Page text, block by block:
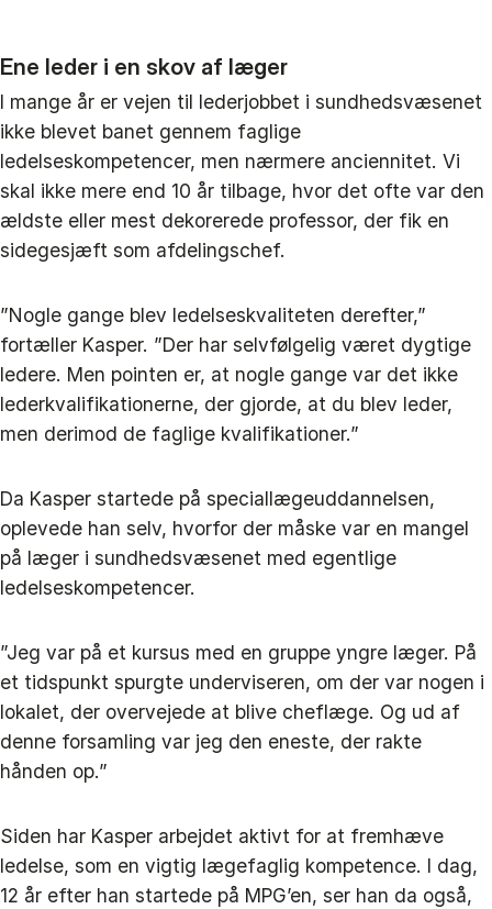
Ene leder i en skov af læger
I mange år er vejen til lederjobbet i sundhedsvæsenet
ikke blevet banet gennem faglige
ledelseskompetencer, men nærmere anciennitet. Vi
skal ikke mere end 10 år tilbage, hvor det ofte var den
ældste eller mest dekorerede professor, der fik en
sidegesjæft som afdelingschef.
”Nogle gange blev ledelseskvaliteten derefter,”
fortæller Kasper. ”Der har selvfølgelig været dygtige
ledere. Men pointen er, at nogle gange var det ikke
lederkvalifikationerne, der gjorde, at du blev leder,
men derimod de faglige kvalifikationer.”
Da Kasper startede på speciallægeuddannelsen,
oplevede han selv, hvorfor der måske var en mangel
på læger i sundhedsvæsenet med egentlige
ledelseskompetencer.
”Jeg var på et kursus med en gruppe yngre læger. På
et tidspunkt spurgte underviseren, om der var nogen i
lokalet, der overvejede at blive cheflæge. Og ud af
denne forsamling var jeg den eneste, der rakte
hånden op.”
Siden har Kasper arbejdet aktivt for at fremhæve
ledelse, som en vigtig lægefaglig kompetence. I dag,
12 år efter han startede på MPG’en, ser han da også,